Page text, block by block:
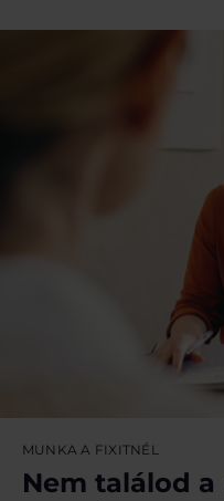
MUNKA A FIXITNÉL
Nem találod